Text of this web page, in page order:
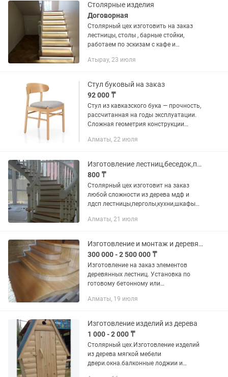
Столярные изделия
Договорная
Столярный цех изготовить на заказ
лестницы, столы , барные стойки,
работаем по эскизам с кафе и
Атырау, 23 июля
Стул буковый на заказ
92 000 ₸
Стул из кавказского бука — прочность,
рассчитанная на годы эксплуатации.
Сложная геометрия конструкции
надежным для кафе, ресторанов и
Алматы, 22 июля
Изготовление лестниц,беседок,пергол,кухни,шкафы,шезлонги,
800 ₸
Столярный цех изготовит на заказ
любой сложности из дерева мдф и
лдсп лестницы,перголы,кухни,шкафы
ваш индивидуальный проект и
Алматы, 21 июля
Изготовление и монтаж и деревянных лестниц. Изготовление мебели .
300 000 - 2 500 000 ₸
Изготовление на заказ элементов
деревянных лестниц. Установка по
готовому бетонному или
только с твердыми породами
10 лет.
Алматы, 19 июля
Изготовление изделий из дерева
1 000 - 2 000 ₸
Столярный цех.Изготовление изделий
из дерева мягкой мебели
двери.окна.балконные лоджии и